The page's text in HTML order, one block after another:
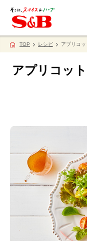
TOP レシピ アプリコ
アプリコッ